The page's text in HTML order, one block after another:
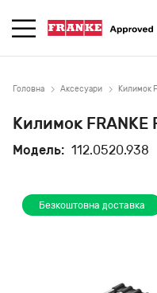
Головна Аксесуари Килимок
Килимок FRANKE
Модель: 112.0520.938
Безкоштовна доставка